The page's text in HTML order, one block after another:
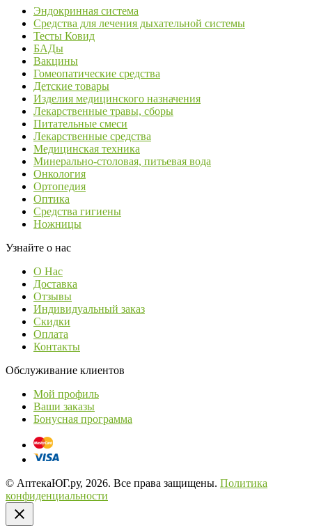
Эндокринная система
Средства для лечения дыхательной системы
Тесты Ковид
БАДы
Вакцины
Гомеопатические средства
Детские товары
Изделия медицинского назначения
Лекарственные травы, сборы
Питательные смеси
Лекарственные средства
Медицинская техника
Минерально-столовая, питьевая вода
Онкология
Ортопедия
Оптика
Средства гигиены
Ножницы
Узнайте о нас
О Нас
Доставка
Отзывы
Индивидуальный заказ
Скидки
Оплата
Контакты
Обслуживание клиентов
Мой профиль
Ваши заказы
Бонусная программа
© АптекаЮГ.ру, 2026. Все права защищены. Политика
конфиденциальности